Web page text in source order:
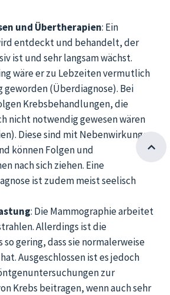
und Übertherapien: Ein
entdeckt und behandelt, der
ist und sehr langsam wächst.
wäre er zu Lebzeiten vermutlich
(Überdiagnose). Bei
Krebsbehandlungen, die
nicht notwendig gewesen wären
Diese sind mit Nebenwirkungen
können Folgen und
nach sich ziehen. Eine
ist zudem meist seelisch
: Die Mammographie arbeitet
Allerdings ist die
so gering, dass sie normalerweise
Ausgeschlossen ist es jedoch
zur
Krebs beitragen, wenn auch sehr